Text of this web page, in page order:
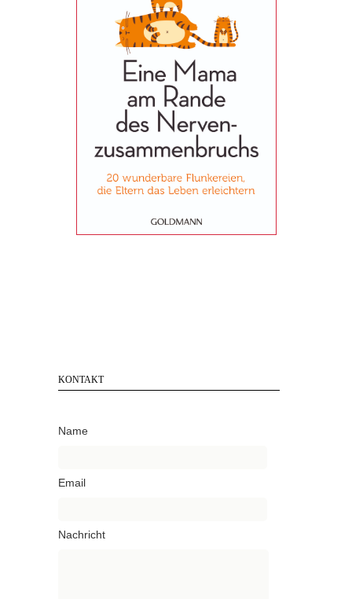
KONTAKT
Name
Email
Nachricht